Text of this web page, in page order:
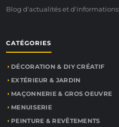
Blog d'actualités et d'informations
CATÉGORIES
DÉCORATION & DIY CRÉATIF
EXTÉRIEUR & JARDIN
MAÇONNERIE & GROS OEUVRE
MENUISERIE
PEINTURE & REVÊTEMENTS